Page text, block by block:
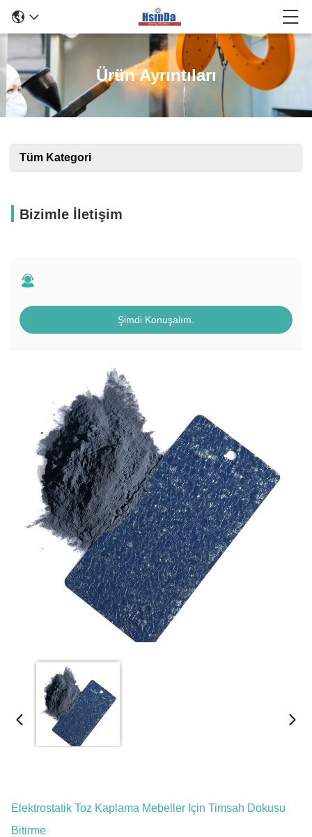
Ürün Ayrıntıları
Tüm Kategori
Bizimle İletişim
Şimdi Konuşalım.
Elektrostatik Toz Kaplama Mebeller Için Timsah Dokusu
Bitirme